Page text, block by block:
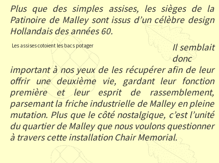
Plus que des simples assises, les sièges de la
Patinoire de Malley sont issus d’un célèbre design
Hollandais des années 60.
Les assises cotoient les bacs potager
Il semblait
donc
important à nos yeux de les récupérer afin de leur
offrir une deuxième vie, gardant leur fonction
première et leur esprit de rassemblement,
parsemant la friche industrielle de Malley en pleine
mutation. Plus que le côté nostalgique, c’est l’unité
du quartier de Malley que nous voulons questionner
à travers cette installation Chair Memorial.